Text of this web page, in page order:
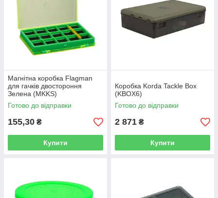
Магнітна коробка Flagman
для гачків двостороння
Зелена (MKKS)
Готово до відправки
155,30 ₴
Купити
Коробка Korda Tackle Box
(KBOX6)
Готово до відправки
2 871 ₴
Купити